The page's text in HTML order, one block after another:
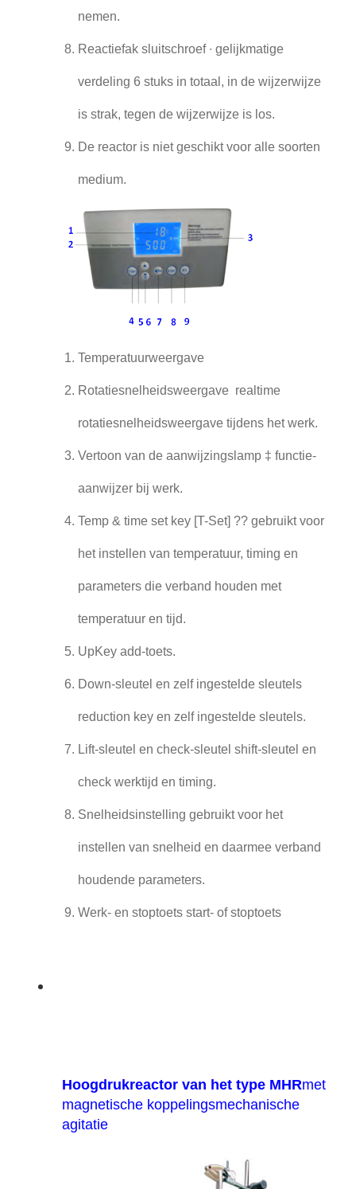
nemen.
Reactiefak sluitschroef ∙ gelijkmatige
verdeling 6 stuks in totaal, in de wijzerwijze
is strak, tegen de wijzerwijze is los.
De reactor is niet geschikt voor alle soorten
medium.
Temperatuurweergave
Rotatiesnelheidsweergave ️ realtime
rotatiesnelheidsweergave tijdens het werk.
Vertoon van de aanwijzingslamp ‡ functie-
aanwijzer bij werk.
Temp & time set key [T-Set] ?? gebruikt voor
het instellen van temperatuur, timing en
parameters die verband houden met
temperatuur en tijd.
UpKey add-toets.
Down-sleutel en zelf ingestelde sleutels
reduction key en zelf ingestelde sleutels.
Lift-sleutel en check-sleutel shift-sleutel en
check werktijd en timing.
Snelheidsinstelling gebruikt voor het
instellen van snelheid en daarmee verband
houdende parameters.
Werk- en stoptoets start- of stoptoets
Hoogdrukreactor van het type MHRmet
magnetische koppelingsmechanische
agitatie